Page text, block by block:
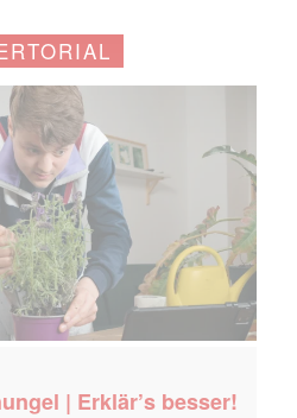
| Erklär’s besser!